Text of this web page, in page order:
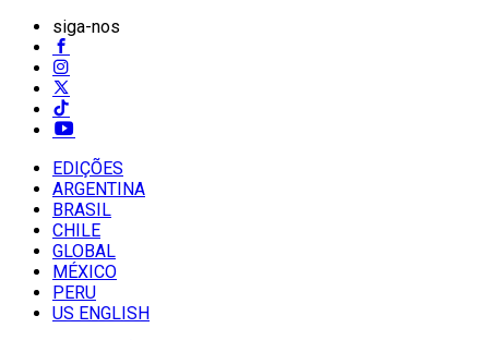
siga-nos
EDIÇÕES
ARGENTINA
BRASIL
CHILE
GLOBAL
MÉXICO
PERU
US ENGLISH